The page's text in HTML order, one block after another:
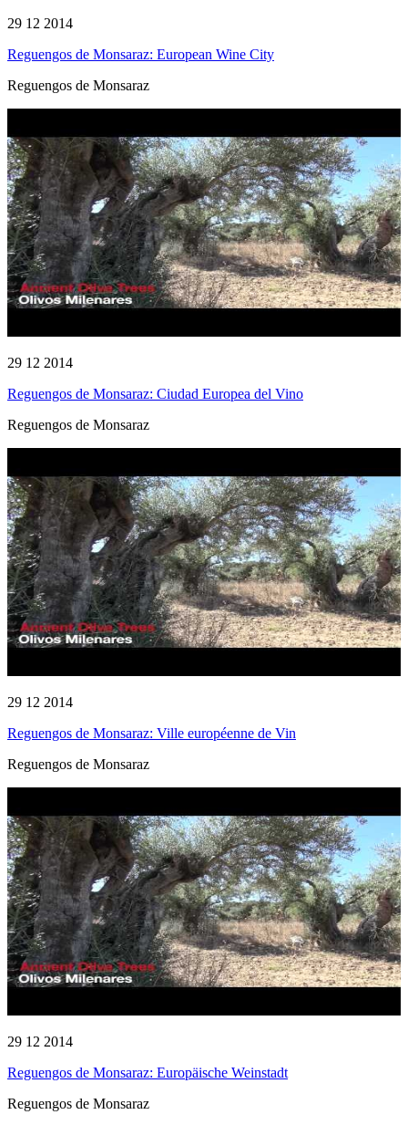
29 12 2014
Reguengos de Monsaraz: European Wine City
Reguengos de Monsaraz
29 12 2014
Reguengos de Monsaraz: Ciudad Europea del Vino
Reguengos de Monsaraz
29 12 2014
Reguengos de Monsaraz: Ville européenne de Vin
Reguengos de Monsaraz
29 12 2014
Reguengos de Monsaraz: Europäische Weinstadt
Reguengos de Monsaraz